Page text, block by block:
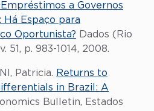
a Governos
Há Espaço para
Oportunista? Dados (Rio
51, p. 983-1014, 2008.
Patricia. Returns to
in Brazil: A
Bulletin, Estados